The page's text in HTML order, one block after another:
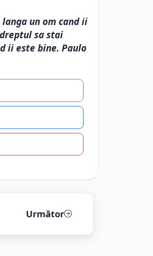
un om cand ii
sa stai
ii este bine. Paulo
Următor